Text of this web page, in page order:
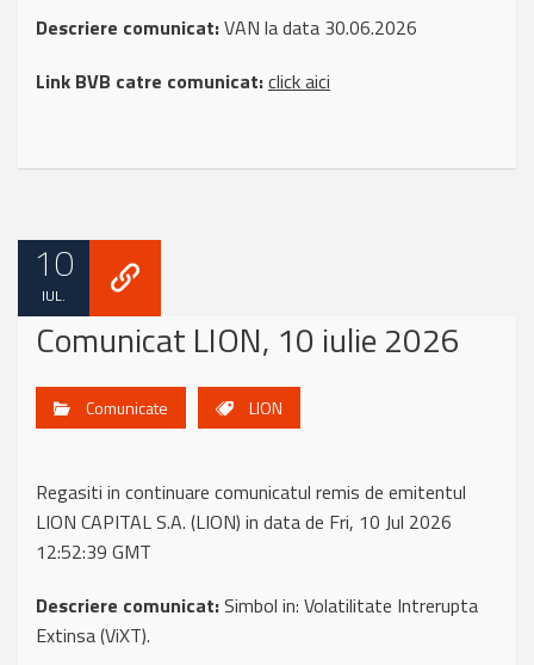
Descriere comunicat:VAN la data 30.06.2026
Link BVB catre comunicat:click aici
10
IUL.
Comunicat LION, 10 iulie 2026
Comunicate LION
Regasiti in continuare comunicatul remis de emitentul
LION CAPITAL S.A. (LION) in data de Fri, 10 Jul 2026
12:52:39 GMT
Descriere comunicat:Simbol in: Volatilitate Intrerupta
Extinsa (ViXT).